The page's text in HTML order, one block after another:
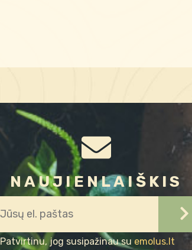
NAUJIENLAIŠKIS
Patvirtinu, jog susipažinau su emolus.lt